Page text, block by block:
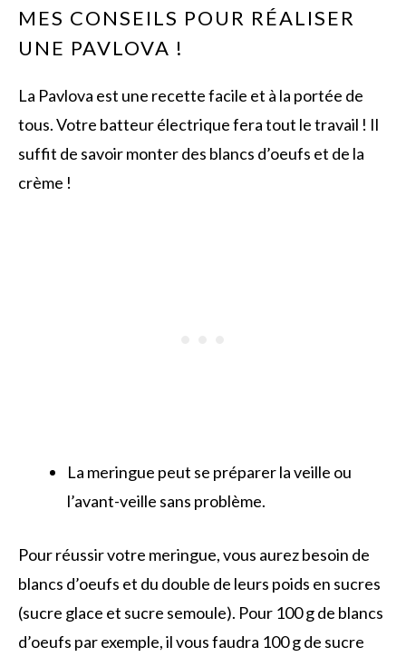
MES CONSEILS POUR RÉALISER
UNE PAVLOVA !
La Pavlova est une recette facile et à la portée de
tous. Votre batteur électrique fera tout le travail ! Il
suffit de savoir monter des blancs d’oeufs et de la
crème !
La meringue peut se préparer la veille ou
l’avant-veille sans problème.
Pour réussir votre meringue, vous aurez besoin de
blancs d’oeufs et du double de leurs poids en sucres
(sucre glace et sucre semoule). Pour 100 g de blancs
d’oeufs par exemple, il vous faudra 100 g de sucre